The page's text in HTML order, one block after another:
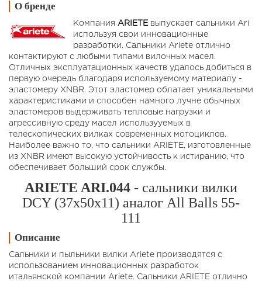
О бренде
Компания ARIETE выпускает сальники Ari
используя свои инновационные
разработки. Сальники Ariete отлично
контактируют с любыми типами вилочных масел.
Отличных эксплуатационных качеств удалось добиться в
первую очередь благодаря используемому материалу -
эластомеру XNBR. Этот эластомер облатает уникальными
характеристиками и способен намного лучне обычных
эластомеров выдерживать тепловые нагрузки и
агрессивную среду масел использууемых в
телескопических вилках современных мотоциклов.
Наиболее важно то, что сальники ARIETE, изготовленные
из XNBR имеют высокую устойчивость к истиранию, что
обеспечивает больший срок службы.
ARIETE ARI.044 - cальники вилки
DCY (37x50x11) аналог All Balls 55-
111
Описание
Сальники и пыльники вилки Ariete производятся с
использованием инновационных разработок
итальянской компании Ariete. Сальники ARIETE отлично